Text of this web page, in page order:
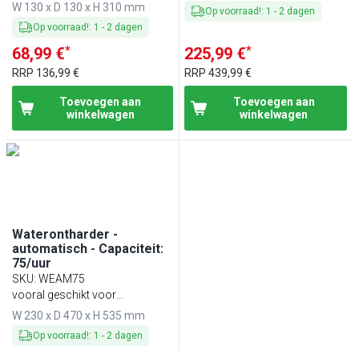
W 130 x D 130 x H 310 mm
Op voorraad!: 1 - 2 dagen
68,99 €*
RRP 136,99 €
Toevoegen aan
winkelwagen
Op voorraad!: 1 - 2 dagen
225,99 €*
RRP439,99 €
Toevoegen aan
winkelwagen
Waterontharder -
automatisch - Capaciteit:
75/uur
SKU: WEAM75
vooral geschikt voor
koffiemachines, combi-
ondergeschikte vaatwassers
W 230 x D 470 x H 535 mm
Op voorraad!: 1 - 2 dagen